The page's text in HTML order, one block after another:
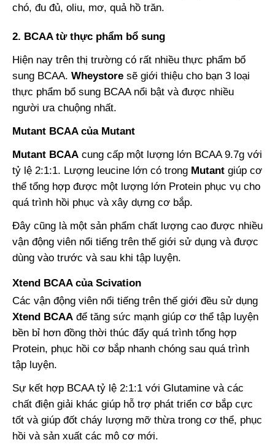
chó, đu đủ, oliu, mơ, quả hồ trăn.
2. BCAA từ thực phẩm bổ sung
Hiện nay trên thị trường có rất nhiều thực phẩm bổ
sung BCAA. Wheystore sẽ giới thiệu cho bạn 3 loại
thực phẩm bổ sung BCAA nổi bật và được nhiều
người ưa chuộng nhất.
Mutant BCAA của Mutant
Mutant BCAA cung cấp một lượng lớn BCAA 9.7g với
tỷ lệ 2:1:1. Lượng leucine lớn có trong Mutant giúp cơ
thể tổng hợp được một lượng lớn Protein phục vụ cho
quá trình hồi phục và xây dựng cơ bắp.
Đây cũng là một sản phẩm chất lượng cao được nhiều
vận động viên nổi tiếng trên thế giới sử dụng và được
dùng vào trước và sau khi tập luyện.
Xtend BCAA của Scivation
Các vận động viên nổi tiếng trên thế giới đều sử dụng
Xtend BCAA để tăng sức mạnh giúp cơ thể tập luyện
bền bỉ hơn đồng thời thúc đẩy quá trình tổng hợp
Protein, phục hồi cơ bắp nhanh chóng sau quá trình
tập luyện.
Sự kết hợp BCAA tỷ lệ 2:1:1 với Glutamine và các
chất điện giải khác giúp hỗ trợ phát triển cơ bắp cực
tốt và giúp đốt cháy lượng mỡ thừa trong cơ thể, phục
hồi và sản xuất các mô cơ mới.